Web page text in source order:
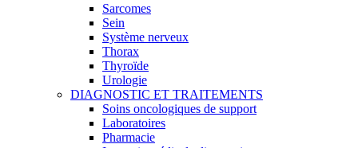
Sarcomes
Sein
Système nerveux
Thorax
Thyroïde
Urologie
DIAGNOSTIC ET TRAITEMENTS
Soins oncologiques de support
Laboratoires
Pharmacie